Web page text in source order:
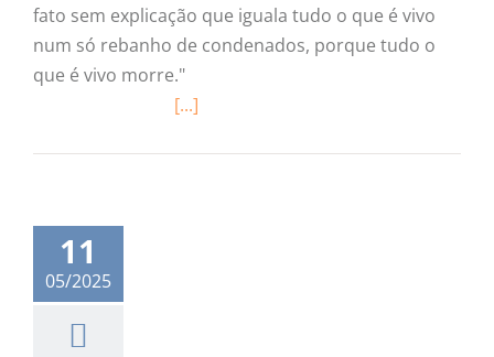
fato sem explicação que iguala tudo o que é vivo
num só rebanho de condenados, porque tudo o
que é vivo morre."
[...]
11
05/2025